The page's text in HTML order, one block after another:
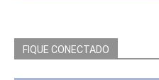
FIQUE CONECTADO